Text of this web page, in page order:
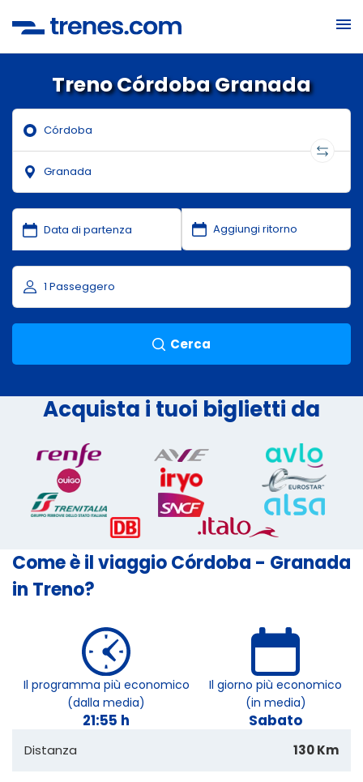
Treno Córdoba Granada
Cerca
Acquista i tuoi biglietti da
Come è il viaggio Córdoba - Granada
in Treno?
Il programma più economico
(dalla media)
21:55 h
Il giorno più economico
(in media)
Sabato
Distanza 130 Km